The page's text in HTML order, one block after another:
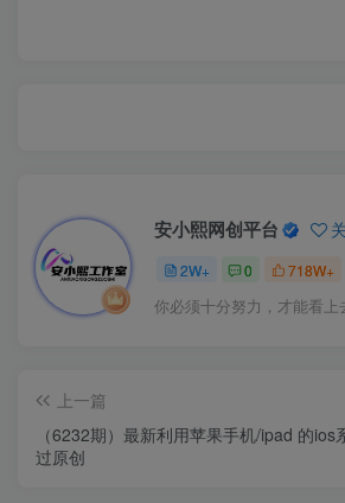
安小熙网创平台
2W+ 0 718W+
你必须十分努力，才能看上
上一篇
（6232期）最新利用苹果手机/ipad 的
过原创